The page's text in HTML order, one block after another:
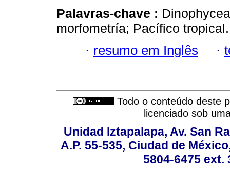
Palavras-chave :
morfometría; Pacífico tropical.
· resumo em Inglês ·
Todo o conteúdo deste
licenciado sob
Unidad Iztapalapa, Av. San
A.P. 55-535, Ciudad de
5804-6475 ext.